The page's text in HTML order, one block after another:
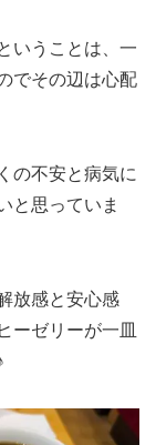
いうことは、一
でその辺は心配
の不安と病気に
と思っていま
放感と安心感
ーゼリーが一皿